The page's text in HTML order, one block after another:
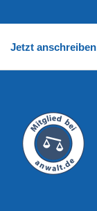
Jetzt anschreiben